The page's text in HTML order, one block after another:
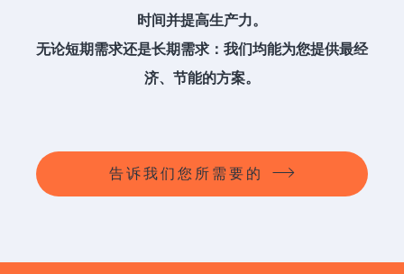
时间并提高生产力。
无论短期需求还是长期需求：我们均能为您提供最经
济、节能的方案。
告诉我们您所需要的